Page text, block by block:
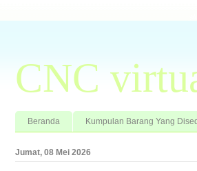
CNC
Beranda Kumpulan Barang Yang
Jumat, 08 Mei 2026